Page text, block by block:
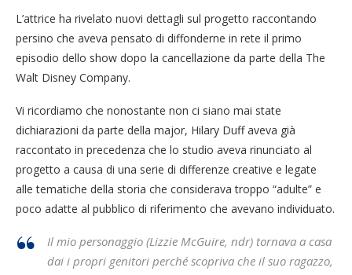
L’attrice ha rivelato nuovi dettagli sul progetto raccontando
persino che aveva pensato di diffonderne in rete il primo
episodio dello show dopo la cancellazione da parte della The
Walt Disney Company.
Vi ricordiamo che nonostante non ci siano mai state
dichiarazioni da parte della major, Hilary Duff aveva già
raccontato in precedenza che lo studio aveva rinunciato al
progetto a causa di una serie di differenze creative e legate
alle tematiche della storia che considerava troppo “adulte” e
poco adatte al pubblico di riferimento che avevano individuato.
Il mio personaggio (Lizzie McGuire, ndr) tornava a casa
dai i propri genitori perché scopriva che il suo ragazzo,